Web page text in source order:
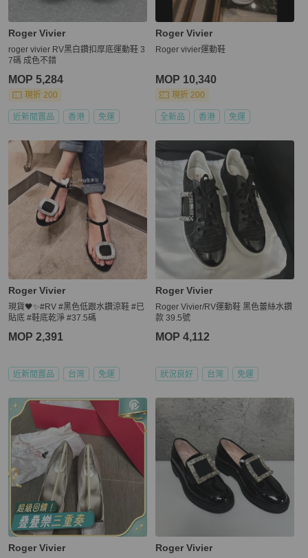
Roger Vivier
roger vivier RV黑白鑽扣厚底運動鞋 3
7碼 成色不錯
MOP 5,284
現折 200
近新閒置品 香港 免運
Roger Vivier
Roger vivier運動鞋
MOP 10,340
現折 200
全新品 香港 免運
Roger Vivier
現貨🖤✨#RV #黑色低跟水鑽涼鞋 #已
貼底 #鞋底乾淨 #37.5碼
MOP 2,391
近新閒置品 台灣 免運
Roger Vivier
Roger Vivier/RV運動鞋 黑色蕾絲水鑽
款 39.5號
MOP 4,112
狀況良好 台灣 免運
Roger Vivier Roger Vivier